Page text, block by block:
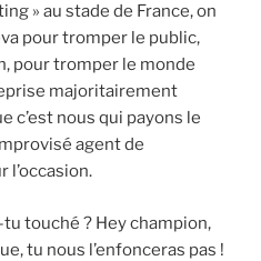
» au stade de France, on
pour tromper le public,
pour tromper le monde
majoritairement
c’est nous qui payons le
agent de
l’occasion.
touché ? Hey champion,
tu nous l’enfonceras pas !